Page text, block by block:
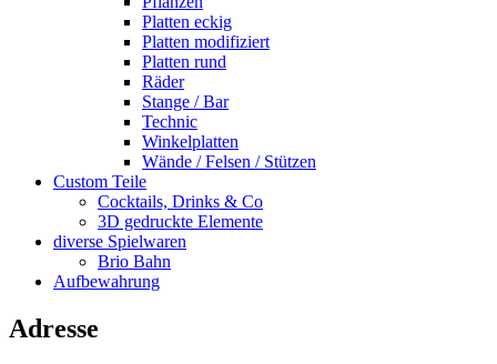
Platten eckig
Platten modifiziert
Platten rund
Räder
Stange / Bar
Technic
Winkelplatten
Wände / Felsen / Stützen
Custom Teile
Cocktails, Drinks & Co
3D gedruckte Elemente
diverse Spielwaren
Brio Bahn
Aufbewahrung
Adresse